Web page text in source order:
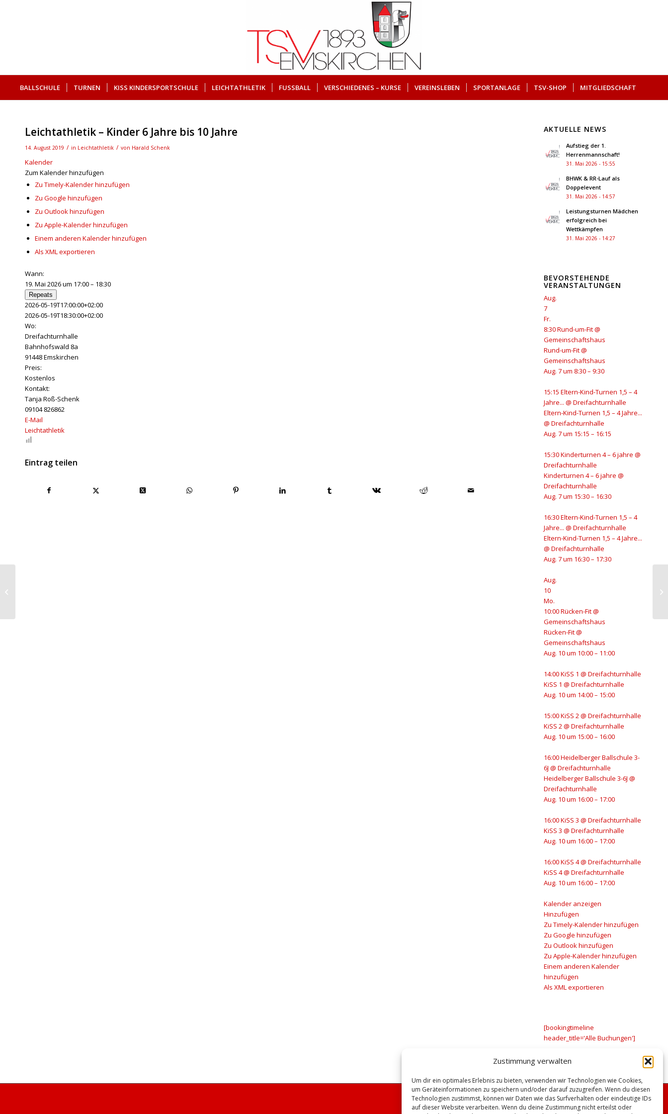
Zustimmung verwalten
Um dir ein optimales Erlebnis zu bieten, verwenden wir Technologien wie Cookies,
um Geräteinformationen zu speichern und/oder darauf zuzugreifen. Wenn du diesen
Technologien zustimmst, können wir Daten wie das Surfverhalten oder eindeutige IDs
auf dieser Website verarbeiten. Wenn du deine Zustimmung nicht erteilst oder
BALLSCHULE TURNEN KISS KINDERSPORTSCHULE LEICHTATHLETIK FUSSBALL VERSCHIEDENES – KURSE VEREINSLEBEN SPORTANLAGE TSV-SHOP MITGLIEDSCHAFT
Leichtathletik – Kinder 6 Jahre bis 10 Jahre
14. August 2019 / in Leichtathletik / von Harald Schenk
Kalender
Zum Kalender hinzufügen
Zu Timely-Kalender hinzufügen
Zu Google hinzufügen
Zu Outlook hinzufügen
Zu Apple-Kalender hinzufügen
Einem anderen Kalender hinzufügen
Als XML exportieren
Wann:
19. Mai 2026 um 17:00 – 18:30
Repeats
2026-05-19T17:00:00+02:00
2026-05-19T18:30:00+02:00
Wo:
Dreifachturnhalle
Bahnhofswald 8a
91448 Emskirchen
Preis:
Kostenlos
Kontakt:
Tanja Roß-Schenk
09104 826862
E-Mail
Leichtathletik
Eintrag teilen
AKTUELLE NEWS
Aufstieg der 1.
Herrenmannschaft!
31. Mai 2026 - 15:55
BHWK & RR-Lauf als
Doppelevent
31. Mai 2026 - 14:57
Leistungsturnen Mädchen
erfolgreich bei
Wettkämpfen
31. Mai 2026 - 14:27
BEVORSTEHENDE
VERANSTALTUNGEN
Aug.
7
Fr.
8:30Rund-um-Fit@
Gemeinschaftshaus
Rund-um-Fit@
Gemeinschaftshaus
Aug. 7 um 8:30 – 9:30
15:15Eltern-Kind-Turnen 1,5 – 4
Jahre...@ Dreifachturnhalle
Eltern-Kind-Turnen 1,5 – 4 Jahre...
@ Dreifachturnhalle
Aug. 7 um 15:15 – 16:15
15:30Kinderturnen 4 – 6 jahre@
Dreifachturnhalle
Kinderturnen 4 – 6 jahre @
Dreifachturnhalle
Aug. 7 um 15:30 – 16:30
16:30Eltern-Kind-Turnen 1,5 – 4
Jahre...@ Dreifachturnhalle
Eltern-Kind-Turnen 1,5 – 4 Jahre...
@ Dreifachturnhalle
Aug. 7 um 16:30 – 17:30
Aug.
10
Mo.
10:00Rücken-Fit@
Gemeinschaftshaus
Rücken-Fit@
Gemeinschaftshaus
Aug. 10 um 10:00 – 11:00
14:00KiSS 1@ Dreifachturnhalle
KiSS 1 @ Dreifachturnhalle
Aug. 10 um 14:00 – 15:00
15:00KiSS 2@ Dreifachturnhalle
KiSS 2@ Dreifachturnhalle
Aug. 10 um 15:00 – 16:00
16:00Heidelberger Ballschule 3-
6J@ Dreifachturnhalle
Heidelberger Ballschule 3-6J @
Dreifachturnhalle
Aug. 10 um 16:00 – 17:00
16:00KiSS 3@ Dreifachturnhalle
KiSS 3 @ Dreifachturnhalle
Aug. 10 um 16:00 – 17:00
16:00KiSS 4@ Dreifachturnhalle
KiSS 4@ Dreifachturnhalle
Aug. 10 um 16:00 – 17:00
Kalender anzeigen
Hinzufügen
Zu Timely-Kalender hinzufügen
Zu Google hinzufügen
Zu Outlook hinzufügen
Zu Apple-Kalender hinzufügen
Einem anderen Kalender
hinzufügen
Als XML exportieren
[bookingtimeline
header_title='Alle Buchungen']